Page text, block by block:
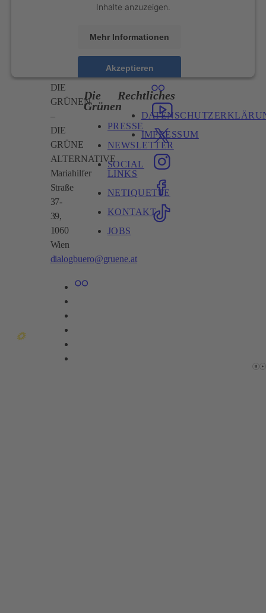
Inhalte anzuzeigen.
Mehr Informationen
Akzeptieren
DIE
GRÜNEN
–
DIE
GRÜNE
ALTERNATIVE
Mariahilfer
Straße
37-
39,
1060
Wien​
dialogbuero@gruene.at
Die
Grünen
PRESSE
NEWSLETTER
SOCIAL
LINKS
NETIQUETTE
KONTAKT
JOBS
Rechtliches
IMPRESSUM